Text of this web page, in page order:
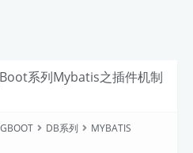
系列Mybatis之插件机制
DB系列
MYBATIS